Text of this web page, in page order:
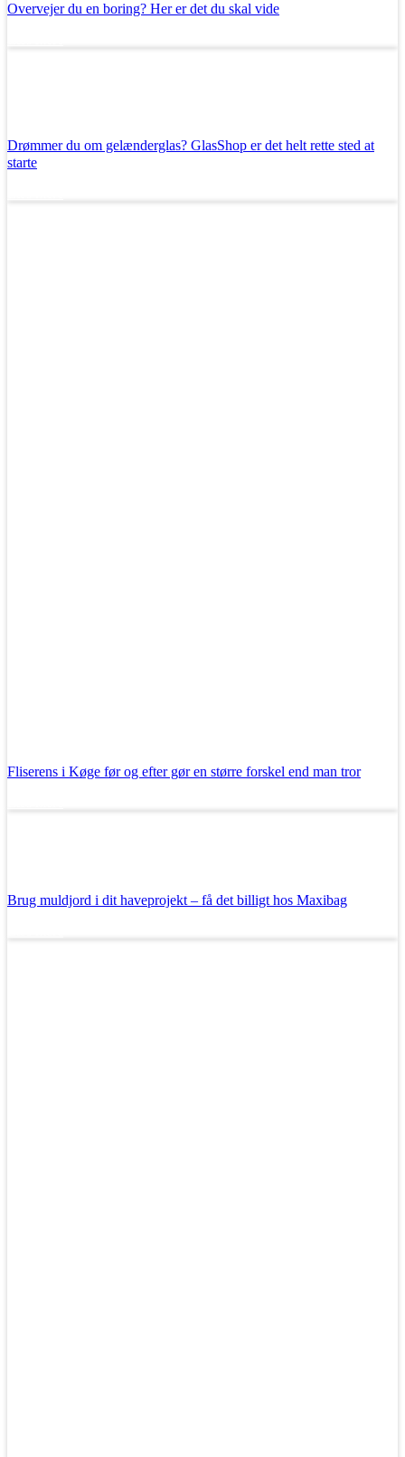
Overvejer du en boring? Her er det du skal vide
Drømmer du om gelænderglas? GlasShop er det helt rette sted at
starte
Fliserens i Køge før og efter gør en større forskel end man tror
Brug muldjord i dit haveprojekt – få det billigt hos Maxibag